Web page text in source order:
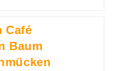
Café
Baum